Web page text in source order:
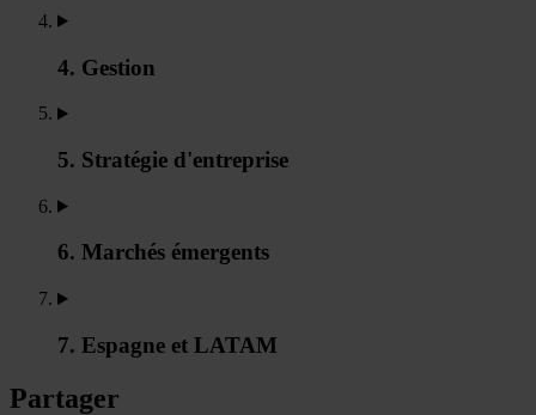
4. Gestion
5. Stratégie d'entreprise
6. Marchés émergents
7. Espagne et LATAM
Partager